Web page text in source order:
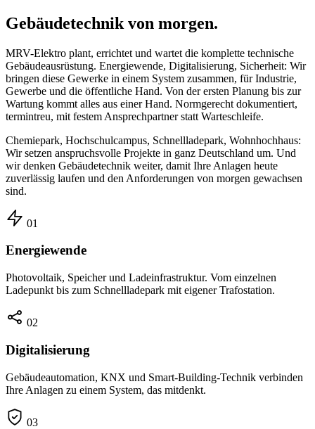
Gebäudetechnik von morgen.
MRV-Elektro plant, errichtet und wartet die komplette technische
Gebäudeausrüstung. Energiewende, Digitalisierung, Sicherheit: Wir
bringen diese Gewerke in einem System zusammen, für Industrie,
Gewerbe und die öffentliche Hand. Von der ersten Planung bis zur
Wartung kommt alles aus einer Hand. Normgerecht dokumentiert,
termintreu, mit festem Ansprechpartner statt Warteschleife.
Chemiepark, Hochschulcampus, Schnellladepark, Wohnhochhaus:
Wir setzen anspruchsvolle Projekte in ganz Deutschland um. Und
wir denken Gebäudetechnik weiter, damit Ihre Anlagen heute
zuverlässig laufen und den Anforderungen von morgen gewachsen
sind.
01
Energiewende
Photovoltaik, Speicher und Ladeinfrastruktur. Vom einzelnen
Ladepunkt bis zum Schnellladepark mit eigener Trafostation.
02
Digitalisierung
Gebäudeautomation, KNX und Smart-Building-Technik verbinden
Ihre Anlagen zu einem System, das mitdenkt.
03